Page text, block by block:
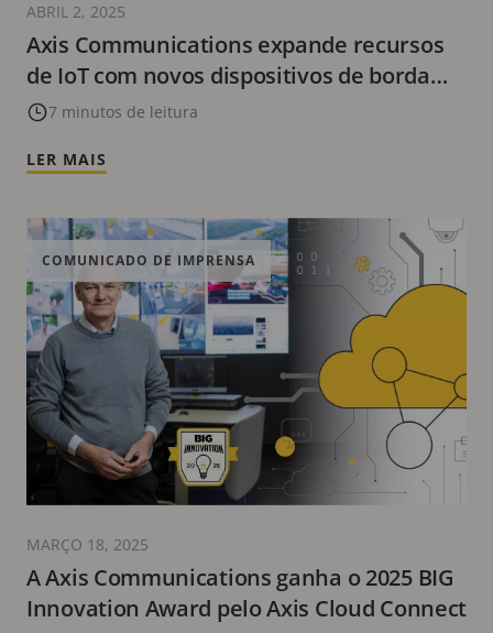
Axis Communications expande recursos
de IoT com novos dispositivos de borda
poderosos e soluções avançadas de IA
7 minutos de leitura
ABRIL 2, 2025
LER MAIS
A Axis Communications ganha o 2025 BIG
Innovation Award pelo Axis Cloud Connect
COMUNICADO DE IMPRENSA
MARÇO 18, 2025